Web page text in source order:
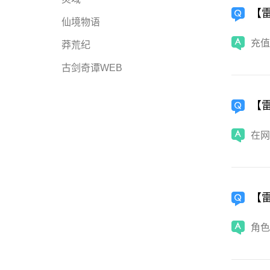
【
充
【
在
【
角
仙境物语
莽荒纪
古剑奇谭WEB